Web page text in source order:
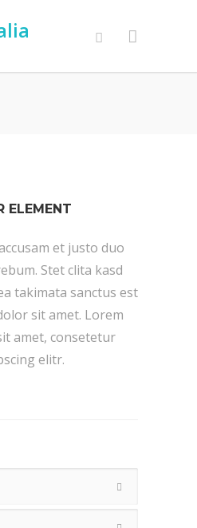
ELEMENT
et justo duo
Stet clita kasd
takimata sanctus est
sit amet. Lorem
amet, consetetur
elitr.